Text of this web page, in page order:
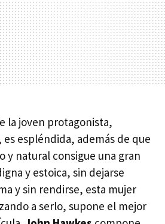
la joven protagonista,
es espléndida, además de que
y natural consigue una gran
y estoica, sin dejarse
y sin rendirse, esta mujer
a serlo, supone el mejor